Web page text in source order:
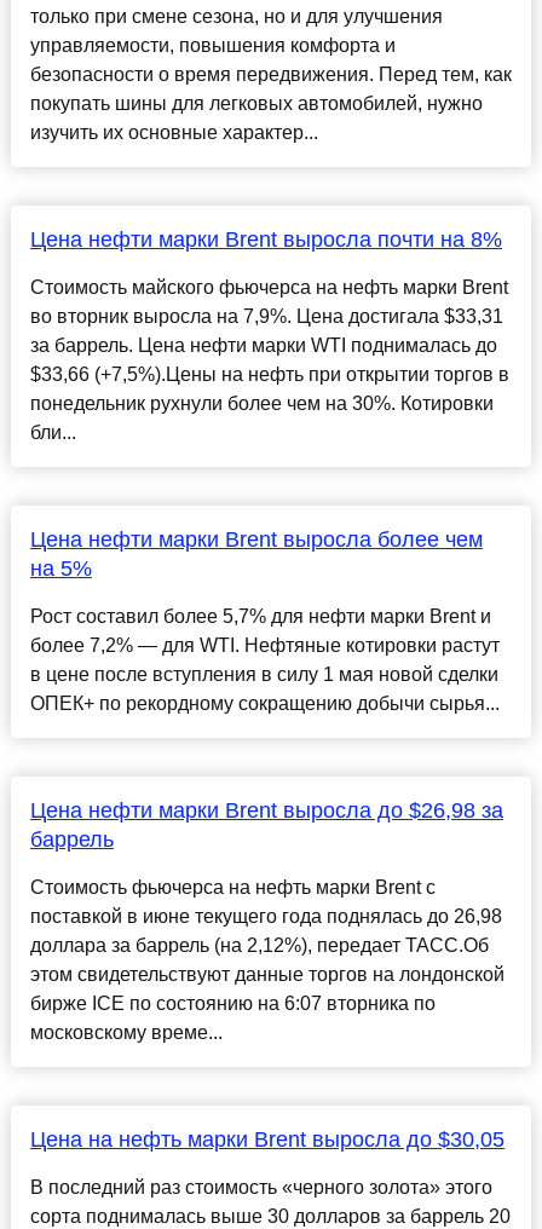
только при смене сезона, но и для улучшения
управляемости, повышения комфорта и
безопасности о время передвижения. Перед тем, как
покупать шины для легковых автомобилей, нужно
изучить их основные характер...
Цена нефти марки Brent выросла почти на 8%
Стоимость майского фьючерса на нефть марки Brent
во вторник выросла на 7,9%. Цена достигала $33,31
за баррель. Цена нефти марки WTI поднималась до
$33,66 (+7,5%).Цены на нефть при открытии торгов в
понедельник рухнули более чем на 30%. Котировки
бли...
Цена нефти марки Brent выросла более чем
на 5%
Рост составил более 5,7% для нефти марки Brent и
более 7,2% — для WTI. Нефтяные котировки растут
в цене после вступления в силу 1 мая новой сделки
ОПЕК+ по рекордному сокращению добычи сырья...
Цена нефти марки Brent выросла до $26,98 за
баррель
Стоимость фьючерса на нефть марки Brent с
поставкой в июне текущего года поднялась до 26,98
доллара за баррель (на 2,12%), передает ТАСС.Об
этом свидетельствуют данные торгов на лондонской
бирже ICE по состоянию на 6:07 вторника по
московскому време...
Цена на нефть марки Brent выросла до $30,05
В последний раз стоимость «черного золота» этого
сорта поднималась выше 30 долларов за баррель 20